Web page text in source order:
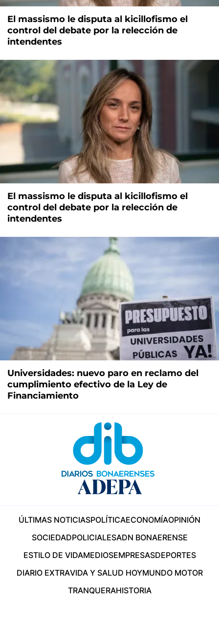
El massismo le disputa al kicillofismo el
control del debate por la relección de
intendentes
El massismo le disputa al kicillofismo el
control del debate por la relección de
intendentes
Universidades: nuevo paro en reclamo del
cumplimiento efectivo de la Ley de
Financiamiento
ÚLTIMAS NOTICIASPOLÍTICAECONOMÍAOPINIÓN
SOCIEDADPOLICIALESADN BONAERENSE
ESTILO DE VIDAMEDIOSEMPRESASDEPORTES
DIARIO EXTRAVIDA Y SALUD HOYMUNDO MOTOR
TRANQUERAHISTORIA